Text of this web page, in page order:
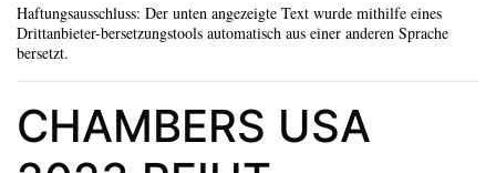
Haftungsausschluss: Der unten angezeigte Text wurde mithilfe eines
Drittanbieter-bersetzungstools automatisch aus einer anderen Sprache
bersetzt.
CHAMBERS USA